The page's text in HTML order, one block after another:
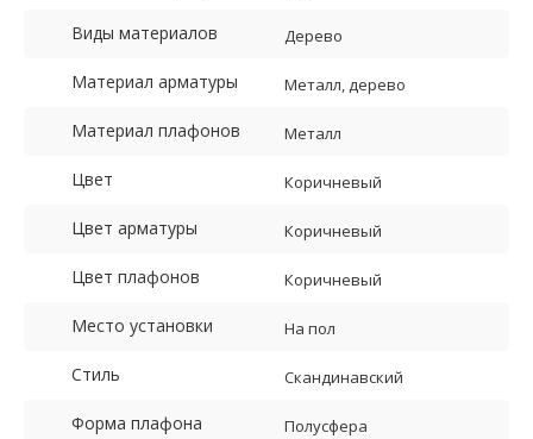
Виды материалов Дерево
Материал арматуры Металл, дерево
Материал плафонов Металл
Цвет Коричневый
Цвет арматуры Коричневый
Цвет плафонов Коричневый
Место установки На пол
Стиль Скандинавский
Форма плафона Полусфера